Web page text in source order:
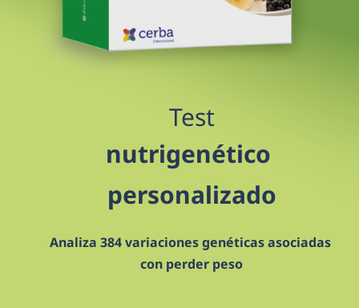
Test
nutrigenético
personalizado
Analiza 384 variaciones genéticas asociadas
con perder peso